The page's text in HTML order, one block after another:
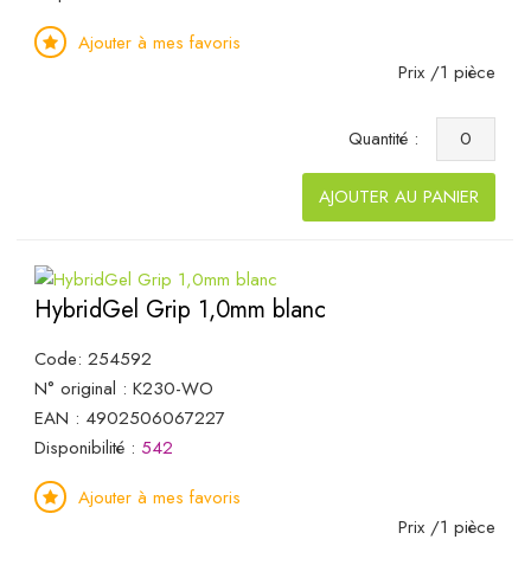
Ajouter à mes favoris
Prix /1 pièce
Quantité :
AJOUTER AU PANIER
HybridGel Grip 1,0mm blanc
Code: 254592
N° original : K230-WO
EAN : 4902506067227
Disponibilité : 542
Ajouter à mes favoris
Prix /1 pièce